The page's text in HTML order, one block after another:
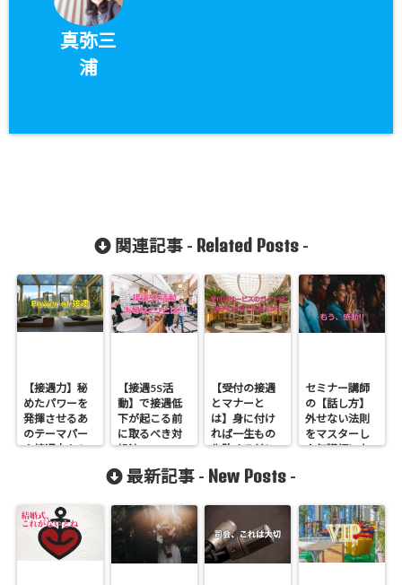
真弥三
浦
関連記事 - Related Posts-
【接遇力】秘
めたパワーを
発揮させるあ
のテーマパー
ク接遇力から
【接遇5S活
動】で接遇低
下が起こる前
に取るべき対
処法
【受付の接遇
とマナーと
は】身に付け
れば一生もの
失敗する前に
セミナー講師
の【話し方】
外せない法則
をマスターし
人気講師にな
最新記事 - New Posts -